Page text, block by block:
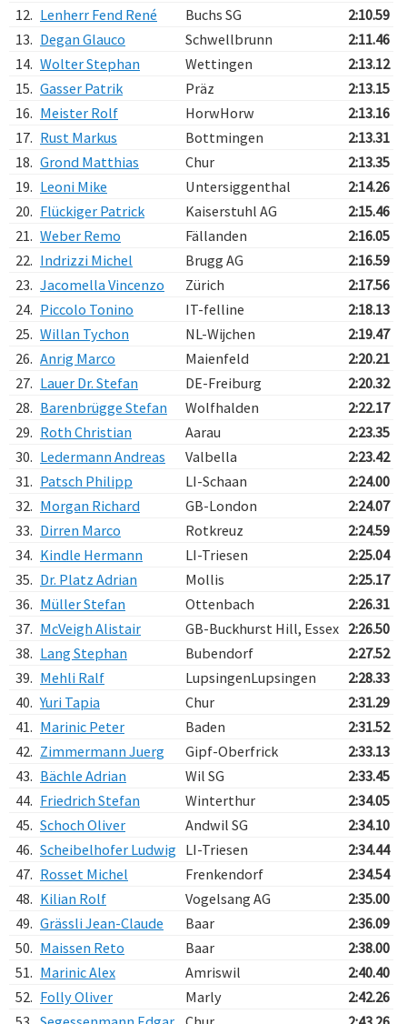
12. Lenherr Fend René Buchs SG
2:10.59
13. Degan Glauco Schwellbrunn
2:11.46
14. Wolter Stephan Wettingen
2:13.12
15. Gasser Patrik Präz
2:13.15
16. Meister Rolf HorwHorw
2:13.16
17. Rust Markus Bottmingen
2:13.31
18. Grond Matthias Chur
2:13.35
19. Leoni Mike Untersiggenthal
2:14.26
20. Flückiger Patrick Kaiserstuhl AG
2:15.46
21. Weber Remo Fällanden
2:16.05
22. Indrizzi Michel Brugg AG
2:16.59
23. Jacomella Vincenzo Zürich
2:17.56
24. Piccolo Tonino IT-felline
2:18.13
25. Willan Tychon NL-Wijchen
2:19.47
26. Anrig Marco Maienfeld
2:20.21
27. Lauer Dr. Stefan DE-Freiburg
2:20.32
28. Barenbrügge Stefan Wolfhalden
2:22.17
29. Roth Christian Aarau
2:23.35
30. Ledermann Andreas Valbella
2:23.42
31. Patsch Philipp LI-Schaan
2:24.00
32. Morgan Richard GB-London
2:24.07
33. Dirren Marco Rotkreuz
2:24.59
34. Kindle Hermann LI-Triesen
2:25.04
35. Dr. Platz Adrian Mollis
2:25.17
36. Müller Stefan Ottenbach
2:26.31
37. McVeigh Alistair GB-Buckhurst Hill, Essex 2:26.50
38. Lang Stephan Bubendorf
2:27.52
39. Mehli Ralf LupsingenLupsingen
2:28.33
40. Yuri Tapia Chur
2:31.29
41. Marinic Peter Baden
2:31.52
42. Zimmermann Juerg Gipf-Oberfrick
2:33.13
43. Bächle Adrian Wil SG
2:33.45
44. Friedrich Stefan Winterthur
2:34.05
45. Schoch Oliver Andwil SG
2:34.10
46. Scheibelhofer Ludwig LI-Triesen
2:34.44
47. Rosset Michel Frenkendorf
2:34.54
48. Kilian Rolf Vogelsang AG
2:35.00
49. Grässli Jean-Claude Baar
2:36.09
50. Maissen Reto Baar
2:38.00
51. Marinic Alex Amriswil
2:40.40
52. Folly Oliver Marly
2:42.26